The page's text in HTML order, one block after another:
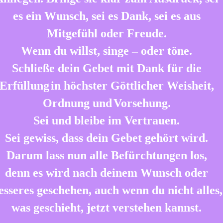
es ein Wunsch, sei es Dank, sei es aus
Mitgefühl oder Freude.
Wenn du willst, singe – oder töne.
Schließe dein Gebet mit Dank für die
Erfüllungin höchster Göttlicher Weisheit,
Ordnung undVorsehung.
Sei und bleibe im Vertrauen.
Sei gewiss, dass dein Gebet gehört wird.
Darum lass nun alle Befürchtungen los,
denn es wird nach deinem Wunsch oder
geschehen, auch wenn du nicht alles,
was geschieht, jetzt verstehen kannst.